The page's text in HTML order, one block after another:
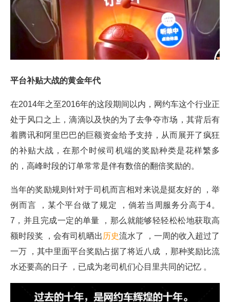
平台补贴大战的黄金年代
在2014年之至2016年的这段期间以内，网约车这个行业正
处于风口之上，滴滴以及快的为了去争夺市场，其背后有
着腾讯和阿里巴巴的巨额资金给予支持，从而展开了疯狂
的补贴大战，在那个时候司机端的奖励种类是花样繁多
的，高峰时段的订单常常是伴有数倍的翻倍奖励的。
当年的奖励规则针对于司机而言相对来说是挺友好的 ，举
例而言 ，某个平台做了规定 ，倘若当周服务分高于4。
7，并且完成一定的单量 ，那么就能够轻轻松松地获取高
额时段奖 ，会有司机晒出 历史流水了 ，一周的收入超过了
一万 ，其中里面平台奖励占据了将近八成 ，那种奖励比流
水还要高的日子 ，已成为老司机们心目里共同的记忆 。